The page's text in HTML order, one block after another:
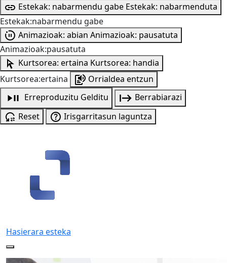
Estekak: nabarmendu gabe Estekak: nabarmenduta
Estekak:nabarmendu gabe
Animazioak: abian Animazioak: pausatuta
Animazioak:pausatuta
Kurtsorea: ertaina Kurtsorea: handia
Kurtsorea:ertaina
Orrialdea entzun
Erreproduzitu Gelditu
Berrabiarazi
Reset
Irisgarritasun laguntza
Hasierara esteka